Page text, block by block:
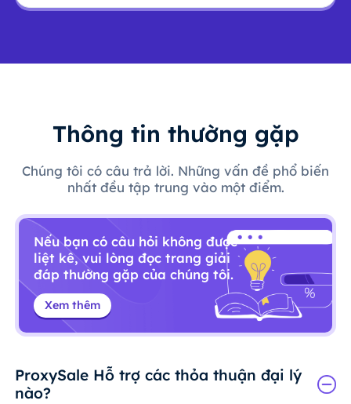
Thông tin thường gặp
Chúng tôi có câu trả lời. Những vấn đề phổ biến
nhất đều tập trung vào một điểm.
Nếu bạn có câu hỏi không được
liệt kê, vui lòng đọc trang giải
đáp thường gặp của chúng tôi.
Xem thêm
ProxySale Hỗ trợ các thỏa thuận đại lý
nào?